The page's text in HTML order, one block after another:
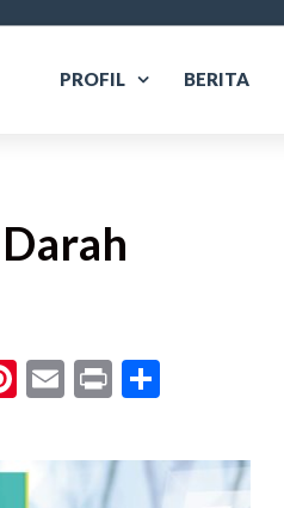
PROFIL BERITA
Pinterest
Email
Print